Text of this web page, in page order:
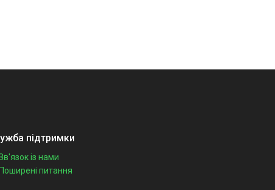
підтримки
із нами
Поширені питання